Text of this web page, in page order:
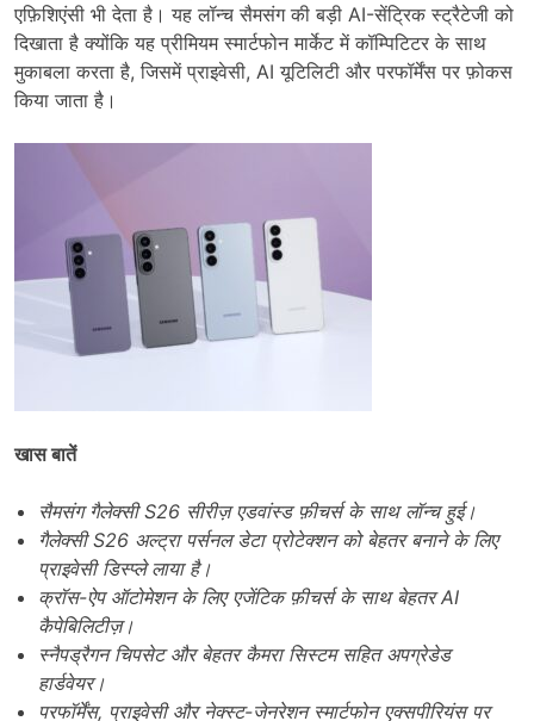
एफ़िशिएंसी भी देता है। यह लॉन्च सैमसंग की बड़ी AI-सेंट्रिक स्ट्रैटेजी को
दिखाता है क्योंकि यह प्रीमियम स्मार्टफोन मार्केट में कॉम्पिटिटर के साथ
मुकाबला करता है, जिसमें प्राइवेसी, AI यूटिलिटी और परफॉर्मेंस पर फ़ोकस
किया जाता है।
खास बातें
सैमसंग गैलेक्सी S26 सीरीज़ एडवांस्ड फ़ीचर्स के साथ लॉन्च हुई।
गैलेक्सी S26 अल्ट्रा पर्सनल डेटा प्रोटेक्शन को बेहतर बनाने के लिए
प्राइवेसी डिस्प्ले लाया है।
क्रॉस-ऐप ऑटोमेशन के लिए एजेंटिक फ़ीचर्स के साथ बेहतर AI
कैपेबिलिटीज़।
स्नैपड्रैगन चिपसेट और बेहतर कैमरा सिस्टम सहित अपग्रेडेड
हार्डवेयर।
परफॉर्मेंस, प्राइवेसी और नेक्स्ट-जेनरेशन स्मार्टफोन एक्सपीरियंस पर